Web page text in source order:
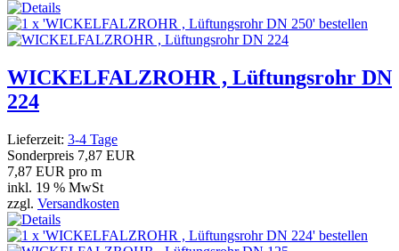
WICKELFALZROHR , Lüftungsrohr DN
224
Lieferzeit: 3-4 Tage
Sonderpreis 7,87 EUR
7,87 EUR pro m
inkl. 19 % MwSt
zzgl. Versandkosten